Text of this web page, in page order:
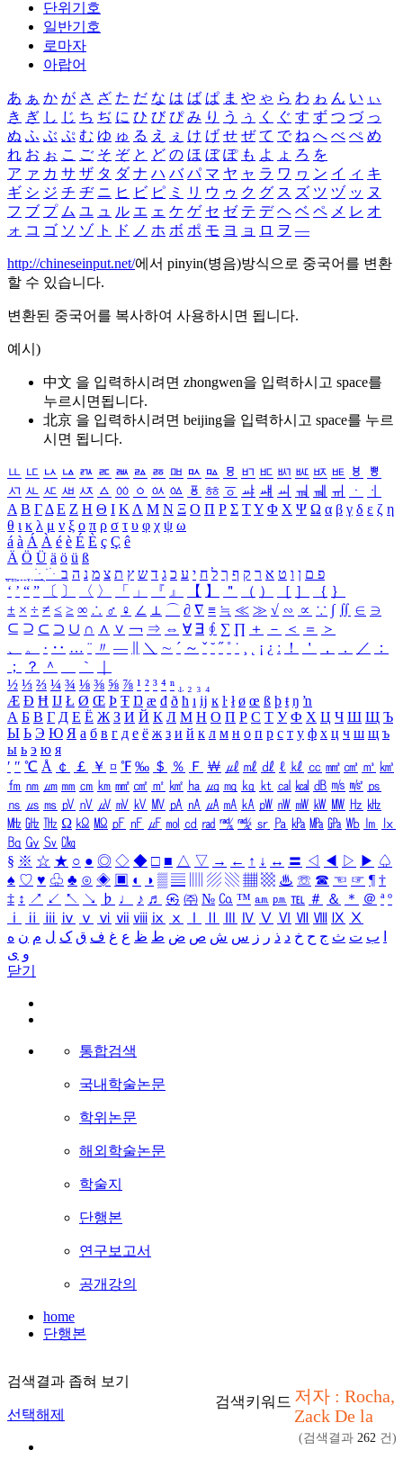
단위기호
일반기호
로마자
아랍어
あ ぁ か が さ ざ た だ な は ば ぱ ま や ゃ ら わ ゎ ん い ぃ
き ぎ し じ ち ぢ に ひ び ぴ み り う ぅ く ぐ す ず つ づ っ
ぬ ふ ぶ ぷ む ゆ ゅ る え ぇ け げ せ ぜ て で ね へ べ ぺ め
れ お ぉ こ ご そ ぞ と ど の ほ ぼ ぽ も よ ょ ろ を
ア ァ カ サ ザ タ ダ ナ ハ バ パ マ ヤ ャ ラ ワ ヮ ン イ ィ キ
ギ シ ジ チ ヂ ニ ヒ ビ ピ ミ リ ウ ゥ ク グ ス ズ ツ ヅ ッ ヌ
フ ブ プ ム ユ ュ ル エ ェ ケ ゲ セ ゼ テ デ ヘ ベ ペ メ レ オ
ォ コ ゴ ソ ゾ ト ド ノ ホ ボ ポ モ ヨ ョ ロ ヲ ―
http://chineseinput.net/에서 pinyin(병음)방식으로 중국어를 변환
할 수 있습니다.
변환된 중국어를 복사하여 사용하시면 됩니다.
예시)
中文 을 입력하시려면 zhongwen을 입력하시고 space를
누르시면됩니다.
北京 을 입력하시려면 beijing을 입력하시고 space를 누르
시면 됩니다.
ㅥ ㅦ ㅧ ㅨ ㅩ ㅪ ㅫ ㅬ ㅭ ㅮ ㅯ ㅰ ㅱ ㅲ ㅳ ㅴ ㅵ ㅶ ㅷ ㅸ
ㅹ
ㅺ ㅻ ㅼ ㅽ ㅾ ㅿ ㆀ ㆁ ㆂ ㆃ ㆄ ㆅ ㆆ ㆇ ㆈ ㆉ ㆊ ㆋ ㆌ ㆍ
ㆎ
Α Β ΓΔ Ε Ζ Η Θ Ι ΚΛ Μ Ν Ξ Ο Π Ρ Σ ΤΥ Φ Χ Ψ Ω α β γ δ ε ζ η
θ ι κ λ μ ν ξ ο π ρ σ τ υ φ χ ψ ω
á à Á À é è É È ç Ç ê
Ä Ö Ü ä ö ü ß
ִֶֹ ֻּ ׁׂ פ ם ן ו ט א ר ק ף ך ל ח י ע כ ג ד ש ץ ת צ מ נ ה ב
‘ ’ “ ” 〔 〕 〈 〉 「 」 『 』 【 】 ＂ （ ） ［ ］ ｛ ｝
± × ÷ ≠ ≤ ≥ ∞ ∴ ♂ ♀ ∠ ⊥ ⌒ ∂ ∇ ≡ ≒ ≪ ≫ √ ∽ ∝ ∵ ∫ ∬ ∈ ∋
⊆ ⊇ ⊂ ⊃ ∪ ∩ ∧ ∨ ￢ ⇒ ⇔ ∀ ∃ ∮ ∑ ∏ ＋ － ＜ ＝
＞
、
。 · ‥ … ¨ 〃 ― ＼ ∼ ´ ～ ˇ ˘ ˝ ˚ ˙ ¸ ¡ ¿ ː ！ ＇ ， ． ／
：
；
？ ＾ ｀
½ ⅓ ⅔ ¼ ¾ ⅛ ⅜ ⅝ ⅞ ¹ ² ³ ⁴ ⁿ ₁ ₂ ₃ ₄
Æ Ð Ħ Ĳ Ł Ø Œ Þ Ŧ Ŋ æ đ ð ħ ı ĳ ĸ ŀ ł ø œ ß þ ŧ ŋ ŉ
А Б В Г Д Е Ё Ж З И Й К Л М Н О П Р С Т У Ф Х Ц Ч Ш Щ Ъ
Ы Ь Э Ю Я а б в г д е ё ж з и й к л м н о п р с т у ф х ц ч ш щ ъ
ы ь э ю я
′ ″ ℃ Å ￠ ￡ ￥ ¤ ℉ ‰ ＄ ％ Ｆ ￦ ㎕ ㎖ ㎗ ℓ ㎘ ㏄ ㎣ ㎤ ㎥ ㎦
㎙ ㎚ ㎛ ㎜ ㎝ ㎞ ㎟ ㎠ ㎡ ㎢ ㏊ ㎍ ㎎ ㎏ ㏏ ㎈ ㎉ ㏈ ㎧ ㎨ ㎰
㎱ ㎲ ㎳ ㎴ ㎵ ㎶ ㎷ ㎸ ㎹ ㎀ ㎁ ㎂ ㎃ ㎄ ㎺ ㎻ ㎽ ㎾ ㎿ ㎐ ㎑
㎒ ㎓ ㎔ Ω ㏀ ㏁ ㎊ ㎋ ㎌ ㏖ ㏅ ㎭ ㎮ ㎯ ㏛ ㎩ ㎪ ㎫ ㎬ ㏝ ㏐
㏓
㏃ ㏉ ㏜ ㏆
§ ※ ☆ ★ ○ ● ◎ ◇ ◆ □ ■ △ ▽ → ← ↑ ↓ ↔ 〓 ◁ ◀ ▷ ▶ ♤
♠ ♡ ♥ ♧ ♣ ⊙ ◈ ▣ ◐ ◑ ▒ ▤ ▨ ▧ ▦ ▩ ♨ ☏ ☎ ☜ ☞ ¶ †
‡ ↕ ↗ ↙ ↖ ↘ ♭ ♩ ♪ ♬ ㉿ ㈜ № ㏇ ™ ㏂ ㏘ ℡ ＃ ＆ ＊ ＠ ª º
ⅰ
ⅱ ⅲ ⅳ ⅴ ⅵ ⅶ ⅷ ⅸ ⅹ Ⅳ Ⅴ Ⅵ Ⅶ Ⅷ Ⅸ Ⅹ
ب ت ث ج ح خ د ذ ر ز س ش ص ض ط ظ ع غ ف ق ک ل م ن ه
و ی
닫기
통합검색
국내학술논문
학위논문
해외학술논문
학술지
단행본
연구보고서
공개강의
home
단행본
검색결과 좁혀 보기
선택해제
검색키워드 저자 : Rocha,
Zack De la
(검색결과 262 건)